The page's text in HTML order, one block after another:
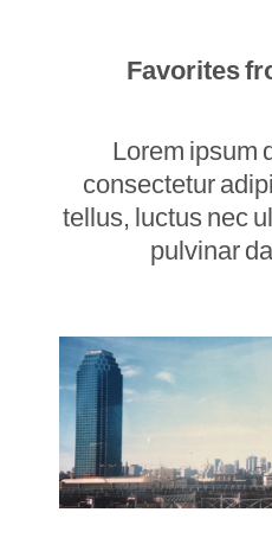
Favorites
Lorem ipsum
consectetur
tellus, luctus nec
pulvinar